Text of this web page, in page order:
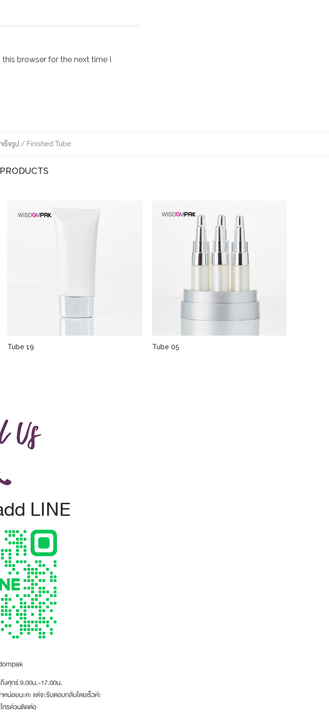
browser for the next time I
เร็จรูป / Finished Tube
Tube 19 Tube 05
Us
LINE
งศุกร์ 9.00น.-17.00น.
น่อยนะคะ แต่จะรีบตอบกลับโดยเร็วค่ะ
ทรด่วนติดต่อ